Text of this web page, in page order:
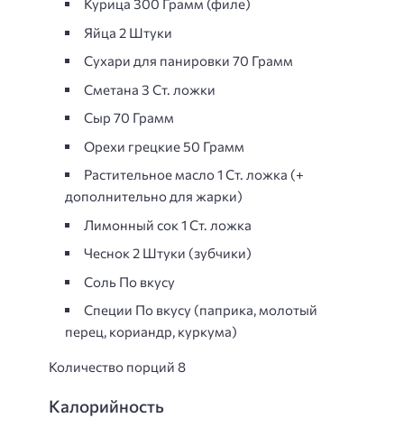
Курица 300 Грамм (филе)
Яйца 2 Штуки
Сухари для панировки 70 Грамм
Сметана 3 Ст. ложки
Сыр 70 Грамм
Орехи грецкие 50 Грамм
Растительное масло 1 Ст. ложка (+
дополнительно для жарки)
Лимонный сок 1 Ст. ложка
Чеснок 2 Штуки (зубчики)
Соль По вкусу
Специи По вкусу (паприка, молотый
перец, кориандр, куркума)
Количество порций 8
Калорийность